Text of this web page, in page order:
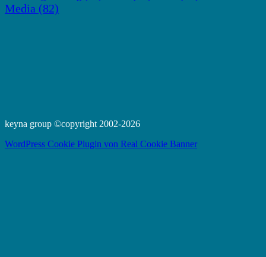
Media (82)
keyna group ©copyright 2002-2026
WordPress Cookie Plugin von Real Cookie Banner